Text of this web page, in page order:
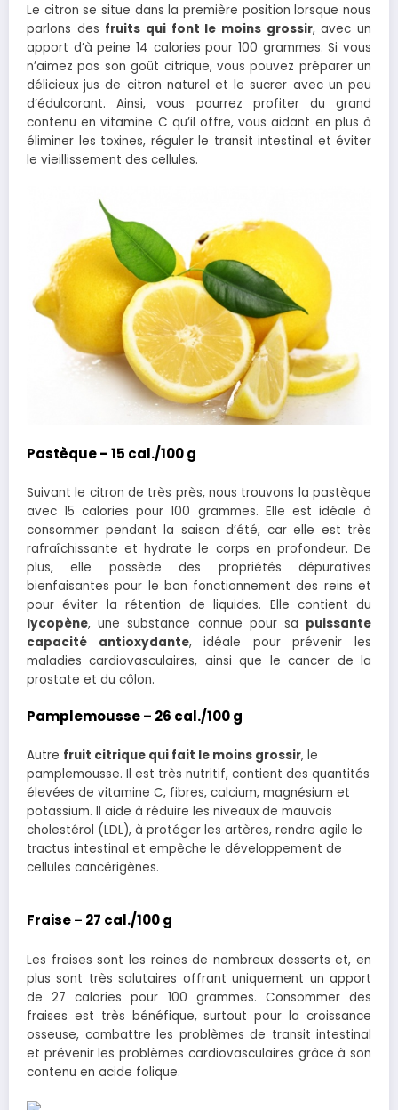
Le citron se situe dans la première position lorsque nous
parlons des fruits qui font le moins grossir, avec un
apport d’à peine 14 calories pour 100 grammes. Si vous
n’aimez pas son goût citrique, vous pouvez préparer un
délicieux jus de citron naturel et le sucrer avec un peu
d’édulcorant. Ainsi, vous pourrez profiter du grand
contenu en vitamine C qu’il offre, vous aidant en plus à
éliminer les toxines, réguler le transit intestinal et éviter
le vieillissement des cellules.
Pastèque – 15 cal./100 g
Suivant le citron de très près, nous trouvons la pastèque
avec 15 calories pour 100 grammes. Elle est idéale à
consommer pendant la saison d’été, car elle est très
rafraîchissante et hydrate le corps en profondeur. De
plus, elle possède des propriétés dépuratives
bienfaisantes pour le bon fonctionnement des reins et
pour éviter la rétention de liquides. Elle contient du
lycopène, une substance connue pour sa puissante
capacité antioxydante, idéale pour prévenir les
maladies cardiovasculaires, ainsi que le cancer de la
prostate et du côlon.
Pamplemousse– 26 cal./100 g
Autre fruit citrique qui fait le moins grossir, le
pamplemousse. Il est très nutritif, contient des quantités
élevées de vitamine C, fibres, calcium, magnésium et
potassium. Il aide à réduire les niveaux de mauvais
cholestérol (LDL), à protéger les artères, rendre agile le
tractus intestinal et empêche le développement de
cellules cancérigènes.
Fraise– 27 cal./100 g
Les fraises sont les reines de nombreux desserts et, en
plus sont très salutaires offrant uniquement un apport
de 27 calories pour 100 grammes. Consommer des
fraises est très bénéfique, surtout pour la croissance
osseuse, combattre les problèmes de transit intestinal
et prévenir les problèmes cardiovasculaires grâce à son
contenu en acide folique.